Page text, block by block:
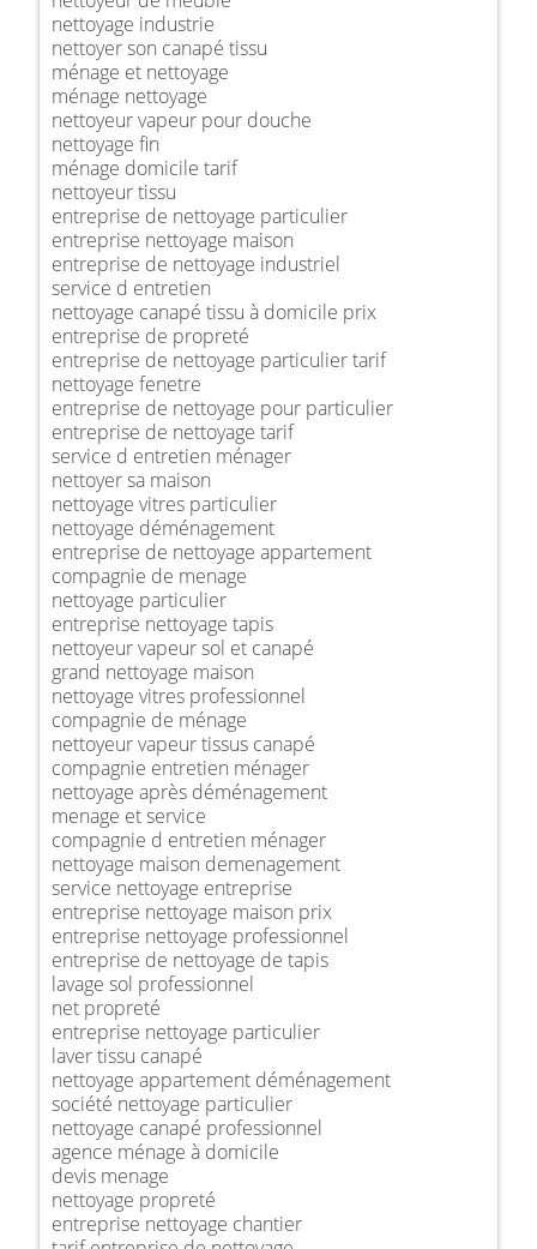
nettoyage industrie
nettoyer son canapé tissu
ménage et nettoyage
ménage nettoyage
nettoyeur vapeur pour douche
nettoyage fin
ménage domicile tarif
nettoyeur tissu
entreprise de nettoyage particulier
entreprise nettoyage maison
entreprise de nettoyage industriel
service d entretien
nettoyage canapé tissu à domicile prix
entreprise de propreté
entreprise de nettoyage particulier tarif
nettoyage fenetre
entreprise de nettoyage pour particulier
entreprise de nettoyage tarif
service d entretien ménager
nettoyer sa maison
nettoyage vitres particulier
nettoyage déménagement
entreprise de nettoyage appartement
compagnie de menage
nettoyage particulier
entreprise nettoyage tapis
nettoyeur vapeur sol et canapé
grand nettoyage maison
nettoyage vitres professionnel
compagnie de ménage
nettoyeur vapeur tissus canapé
compagnie entretien ménager
nettoyage après déménagement
menage et service
compagnie d entretien ménager
nettoyage maison demenagement
service nettoyage entreprise
entreprise nettoyage maison prix
entreprise nettoyage professionnel
entreprise de nettoyage de tapis
lavage sol professionnel
net propreté
entreprise nettoyage particulier
laver tissu canapé
nettoyage appartement déménagement
société nettoyage particulier
nettoyage canapé professionnel
agence ménage à domicile
devis menage
nettoyage propreté
entreprise nettoyage chantier